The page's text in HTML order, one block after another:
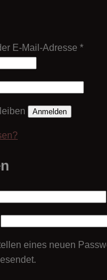
E-Mail-Adresse *
Anmelden
eines neuen